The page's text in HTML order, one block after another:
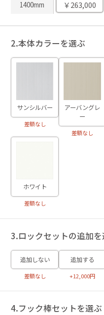
1400mm ￥263,000
2.本体カラーを選ぶ
サンシルバー
差額なし
アーバングレ
ー
差額なし
ホワイト
差額なし
3.ロックセットの追加を
追加しない
差額なし
追加する
+12,000円
4.フック棒セットを選ぶ